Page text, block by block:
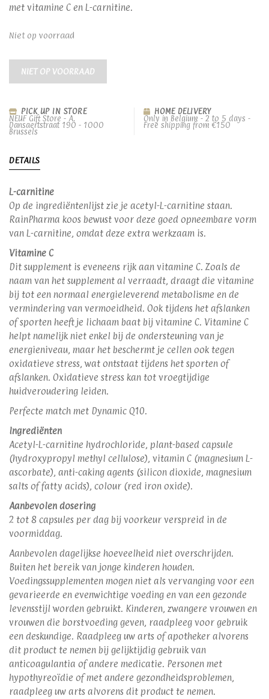
met vitamine C en L-carnitine.
Niet op voorraad
NIET OP VOORRAAD
PICK UP IN STORE
NEUF Gift Store - A.
Dansaertstraat 190 - 1000
Brussels
HOME DELIVERY
Only in Belgium - 2 to 5 days -
Free shipping from €150
DETAILS
L-carnitine
Op de ingrediëntenlijst zie je acetyl-L-carnitine staan.
RainPharma koos bewust voor deze goed opneembare vorm
van L-carnitine, omdat deze extra werkzaam is.
Vitamine C
Dit supplement is eveneens rijk aan vitamine C. Zoals de
naam van het supplement al verraadt, draagt die vitamine
bij tot een normaal energieleverend metabolisme en de
vermindering van vermoeidheid. Ook tijdens het afslanken
of sporten heeft je lichaam baat bij vitamine C. Vitamine C
helpt namelijk niet enkel bij de ondersteuning van je
energieniveau, maar het beschermt je cellen ook tegen
oxidatieve stress, wat ontstaat tijdens het sporten of
afslanken. Oxidatieve stress kan tot vroegtijdige
huidveroudering leiden.
Perfecte match met Dynamic Q10.
Ingrediënten
Acetyl-L-carnitine hydrochloride, plant-based capsule
(hydroxypropyl methyl cellulose), vitamin C (magnesium L-
ascorbate), anti-caking agents (silicon dioxide, magnesium
salts of fatty acids), colour (red iron oxide).
Aanbevolen dosering
2 tot 8 capsules per dag bij voorkeur verspreid in de
voormiddag.
Aanbevolen dagelijkse hoeveelheid niet overschrijden.
Buiten het bereik van jonge kinderen houden.
Voedingssupplementen mogen niet als vervanging voor een
gevarieerde en evenwichtige voeding en van een gezonde
levensstijl worden gebruikt. Kinderen, zwangere vrouwen en
vrouwen die borstvoeding geven, raadpleeg voor gebruik
een deskundige. Raadpleeg uw arts of apotheker alvorens
dit product te nemen bij gelijktijdig gebruik van
anticoagulantia of andere medicatie. Personen met
hypothyreoïdie of met andere gezondheidsproblemen,
raadpleeg uw arts alvorens dit product te nemen.